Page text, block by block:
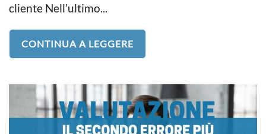
cliente Nell’ultimo...
CONTINUA A LEGGERE